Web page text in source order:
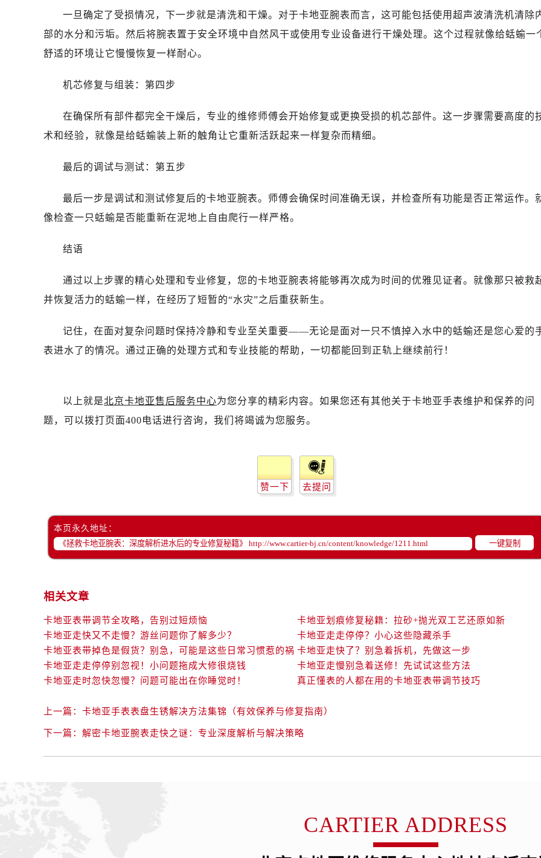
一旦确定了受损情况，下一步就是清洗和干燥。对于卡地亚腕表而言，这可能包括使用超声波清洗机清除
部的水分和污垢。然后将腕表置于安全环境中自然风干或使用专业设备进行干燥处理。这个过程就像给蛞蝓一
舒适的环境让它慢慢恢复一样耐心。
机芯修复与组装：第四步
在确保所有部件都完全干燥后，专业的维修师傅会开始修复或更换受损的机芯部件。这一步骤需要高度的
术和经验，就像是给蛞蝓装上新的触角让它重新活跃起来一样复杂而精细。
最后的调试与测试：第五步
最后一步是调试和测试修复后的卡地亚腕表。师傅会确保时间准确无误，并检查所有功能是否正常运作。
像检查一只蛞蝓是否能重新在泥地上自由爬行一样严格。
结语
通过以上步骤的精心处理和专业修复，您的卡地亚腕表将能够再次成为时间的优雅见证者。就像那只被救
并恢复活力的蛞蝓一样，在经历了短暂的“水灾”之后重获新生。
记住，在面对复杂问题时保持冷静和专业至关重要——无论是面对一只不慎掉入水中的蛞蝓还是您心爱的
表进水了的情况。通过正确的处理方式和专业技能的帮助，一切都能回到正轨上继续前行！
以上就是北京卡地亚售后服务中心为您分享的精彩内容。如果您还有其他关于卡地亚手表维护和保养的问
题，可以拨打页面400电话进行咨询，我们将竭诚为您服务。
赞一下 去提问
本页永久地址：
一键复制
相关文章
卡地亚表带调节全攻略，告别过短烦恼
卡地亚划痕修复秘籍：拉砂+抛光双工艺还原如新
卡地亚走快又不走慢？游丝问题你了解多少？
卡地亚走走停停？小心这些隐藏杀手
卡地亚表带掉色是假货？别急，可能是这些日常习惯惹的祸 卡地亚走快了？别急着拆机，先做这一步
卡地亚走走停停别忽视！小问题拖成大修很烧钱
卡地亚走慢别急着送修！先试试这些方法
卡地亚走时忽快忽慢？问题可能出在你睡觉时！
真正懂表的人都在用的卡地亚表带调节技巧
上一篇： 卡地亚手表表盘生锈解决方法集锦（有效保养与修复指南）
下一篇： 解密卡地亚腕表走快之谜：专业深度解析与解决策略
CARTIER ADDRESS